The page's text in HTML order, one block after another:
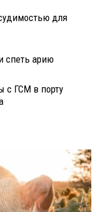
для
спеть арию
с ГСМ в порту